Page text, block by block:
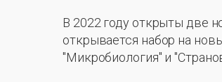
В 2022 году открыты две
открывается набор на
"Микробиология" и